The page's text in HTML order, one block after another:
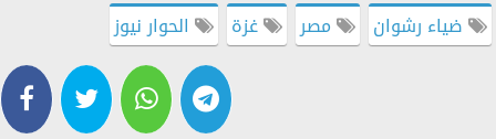
ضياء رشوان
مصر غزة الحوار نيوز